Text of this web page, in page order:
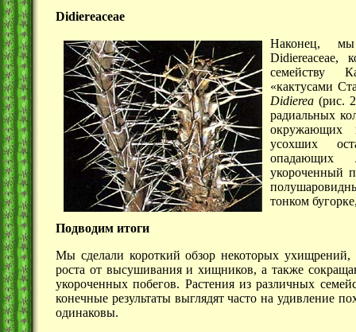
Didiereaceae
Наконец,
Didiereaceae,
семейству
«кактусами
Didierea (рис.
радиальных
окружающих
усохших
укороченный
тонком
Подводим итоги
Мы сделали короткий обзор некоторых
роста от высушивания и хищников, а также
укороченных побегов. Растения из различных
конечные результаты выглядят часто на
одинаковы.